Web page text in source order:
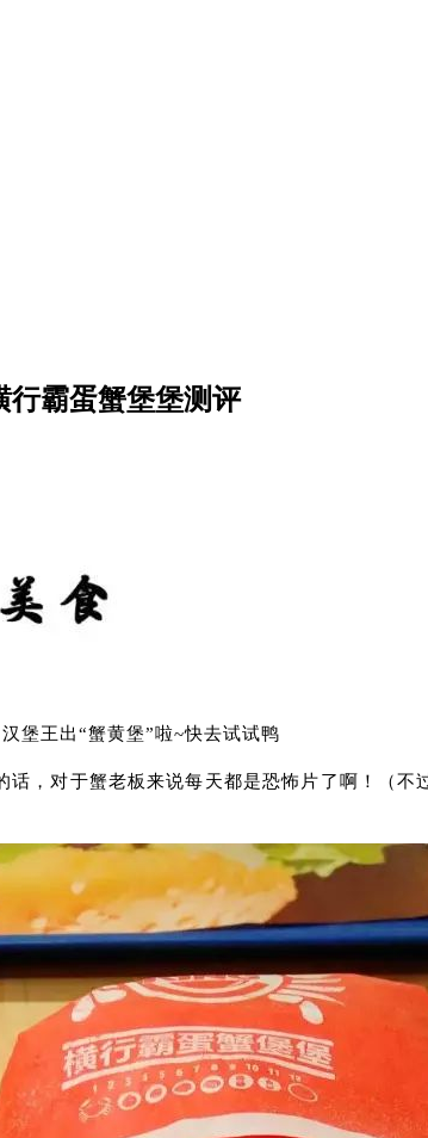
行霸蛋蟹堡堡测评
堡王出“蟹黄堡”啦~快去试试鸭
，对于蟹老板来说每天都是恐怖片了啊！（